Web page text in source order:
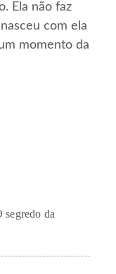
Ela não faz
com ela
momento da
da